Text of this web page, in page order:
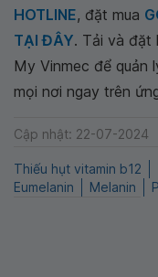
HOTLINE, đặt mua
TẠI ĐÂY. Tải và đặt
My Vinmec để quản
mọi nơi ngay trên
Cập nhật: 22-07-2024
Thiếu hụt vitamin b12
Eumelanin
Melanin